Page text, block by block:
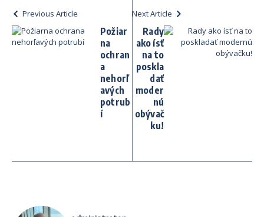
Previous Article
Požiar
na
ochran
a
nehorľ
avých
potrub
í
Next Article
Rady
ako ísť
na to
poskla
dať
moder
nú
obývač
ku!